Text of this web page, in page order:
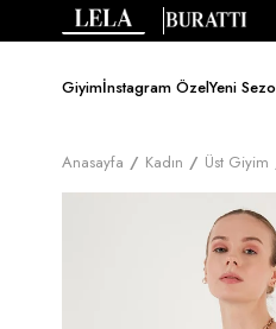
Giyimİnstagram ÖzelYeni
Anasayfa Kadın Üst Giyim